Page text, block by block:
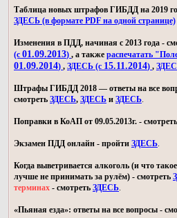
Таблица новых штрафов ГИБДД на 2019
ЗДЕСЬ (в формате PDF на одной странице)
Изменения в ПДД, начиная с 2013 года -
(с 01.09.2013) , а также распечатать
01.09.2014) , ЗДЕСЬ (с 15.11.2014) ,
Штрафы ГИБДД 2018 — ответы на все
смотреть ЗДЕСЬ, ЗДЕСЬ и ЗДЕСЬ.
Поправки в КоАП от 09.05.2013г. - смотреть
Экзамен ПДД онлайн - пройти ЗДЕСЬ.
Когда выветривается алкоголь (и что
лучше не принимать за рулём) - смотреть
терминах - смотреть ЗДЕСЬ.
«Пьяная езда»: ответы на все вопросы -